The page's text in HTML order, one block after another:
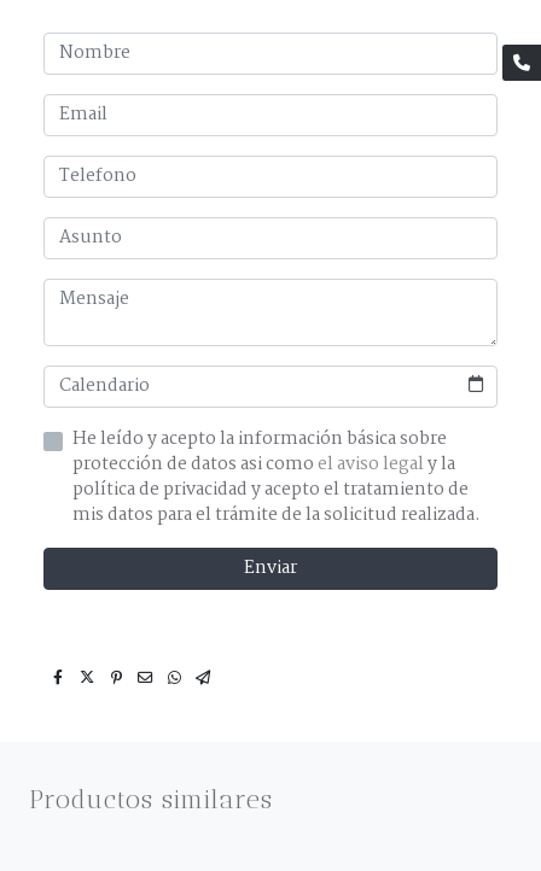
He leído y acepto la información básica sobre
protección de datos asi como el aviso legaly la
política de privacidad y acepto el tratamiento de
mis datos para el trámite de la solicitud realizada.
Enviar
Productos similares